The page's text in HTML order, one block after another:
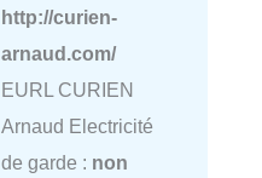
http://curien-
arnaud.com/
EURL CURIEN
Arnaud Electricité
de garde : non